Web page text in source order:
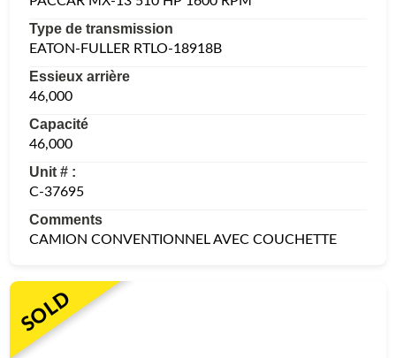
Type de transmission
EATON-FULLER RTLO-18918B
Essieux arrière
46,000
Capacité
46,000
Unit # :
C-37695
Comments
CAMION CONVENTIONNEL AVEC COUCHETTE
SOLD